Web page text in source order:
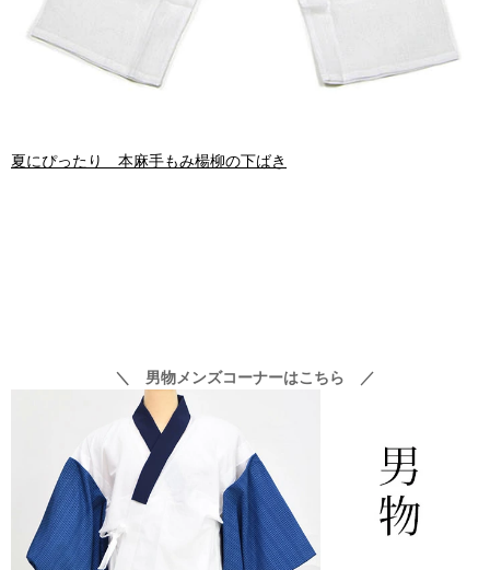
夏にぴったり 本麻手もみ楊柳の下ばき
＼ 男物メンズコーナーはこちら ／